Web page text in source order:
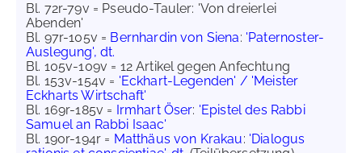
Bl. 72r-79v = Pseudo-Tauler: 'Von dreierlei
Abenden'
Bl. 97r-105v = Bernhardin von Siena: 'Paternoster-
Auslegung', dt.
Bl. 105v-109v = 12 Artikel gegen Anfechtung
Bl. 153v-154v = 'Eckhart-Legenden' / 'Meister
Eckharts Wirtschaft'
Bl. 169r-185v = Irmhart Öser: 'Epistel des Rabbi
Samuel an Rabbi Isaac'
Bl. 190r-194r = Matthäus von Krakau: 'Dialogus